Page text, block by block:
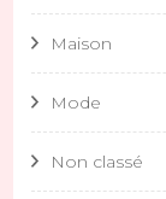
Maison
Mode
Non classé